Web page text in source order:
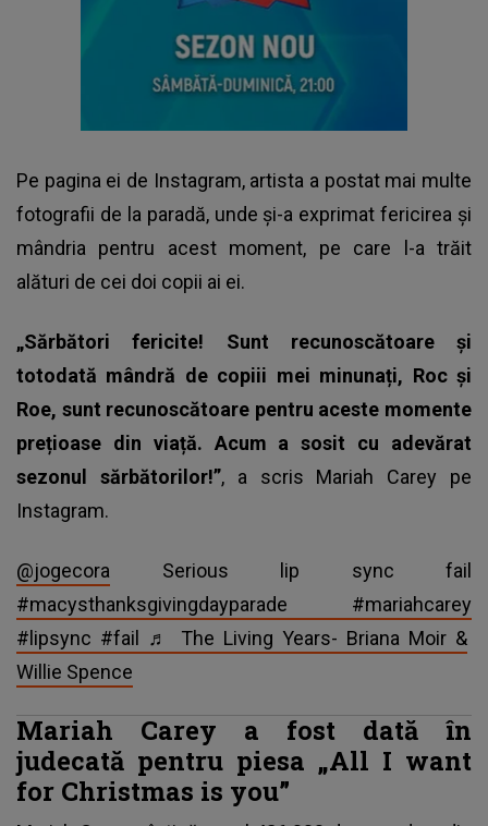
Pe pagina ei de Instagram, artista a postat mai multe
fotografii de la paradă, unde și-a exprimat fericirea și
mândria pentru acest moment, pe care l-a trăit
alături de cei doi copii ai ei.
„Sărbători fericite! Sunt recunoscătoare și
totodată mândră de copiii mei minunați, Roc şi
Roe, sunt recunoscătoare pentru aceste momente
prețioase din viață. Acum a sosit cu adevărat
sezonul sărbătorilor!”, a scris Mariah Carey pe
Instagram.
@jogecora Serious lip sync fail
#macysthanksgivingdayparade #mariahcarey
#lipsync #fail
♬ The Living Years- Briana Moir &
Willie Spence
Mariah Carey a fost dată în
judecată pentru piesa „All I want
for Christmas is you”